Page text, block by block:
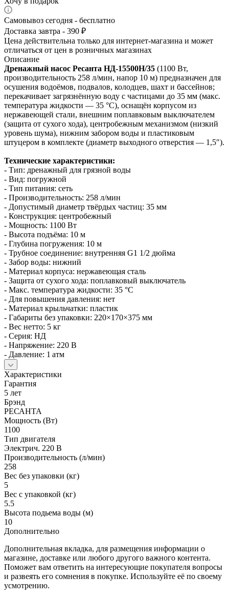
Самовывоз сегодня - бесплатно
Доставка завтра - 390 ₽
Цена действительна только для интернет-магазина и может
отличаться от цен в розничных магазинах
Описание
Дренажный насос Ресанта НД‑15500Н/35 (1100 Вт,
производительность 258 л/мин, напор 10 м) предназначен для
осушения водоёмов, подвалов, колодцев, шахт и бассейнов;
перекачивает загрязнённую воду с частицами до 35 мм (макс.
температура жидкости — 35 °C), оснащён корпусом из
нержавеющей стали, внешним поплавковым выключателем
(защита от сухого хода), центробежным механизмом (низкий
уровень шума), нижним забором воды и пластиковым
штуцером в комплекте (диаметр выходного отверстия — 1,5″).
Технические характеристики:
- Тип: дренажный для грязной воды
- Вид: погружной
- Тип питания: сеть
- Производительность: 258 л/мин
- Допустимый диаметр твёрдых частиц: 35 мм
- Конструкция: центробежный
- Мощность: 1100 Вт
- Высота подъёма: 10 м
- Глубина погружения: 10 м
- Трубное соединение: внутренняя G1 1/2 дюйма
- Забор воды: нижний
- Материал корпуса: нержавеющая сталь
- Защита от сухого хода: поплавковый выключатель
- Макс. температура жидкости: 35 °C
- Для повышения давления: нет
- Материал крыльчатки: пластик
- Габариты без упаковки: 220×170×375 мм
- Вес нетто: 5 кг
- Серия: НД
- Напряжение: 220 В
- Давление: 1 атм
Характеристики
Гарантия
5 лет
Брэнд
РЕСАНТА
Мощность (Вт)
1100
Тип двигателя
Электрич. 220 В
Производительность (л/мин)
258
Вес без упаковки (кг)
5
Вес с упаковкой (кг)
5.5
Высота подьема воды (м)
10
Дополнительно
Дополнительная вкладка, для размещения информации о
магазине, доставке или любого другого важного контента.
Поможет вам ответить на интересующие покупателя вопросы
и развеять его сомнения в покупке. Используйте её по своему
усмотрению.